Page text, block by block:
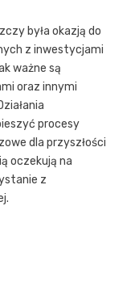
była okazją do
z inwestycjami
ważne są
oraz innymi
procesy
dla przyszłości
oczekują na
z